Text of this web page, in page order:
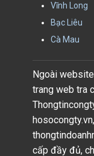
Vĩnh Long
Bạc Liêu
Cà Mau
Ngoài
trang web tra
cấp đầy đủ,